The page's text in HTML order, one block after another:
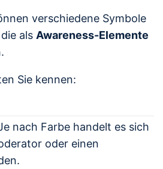
verschiedene Symbole
als Awareness-Elemente
Sie kennen:
nach Farbe handelt es sich
oder einen